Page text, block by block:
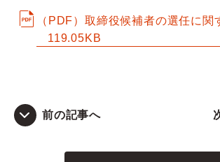
お問い合わせ
（PDF）取締役候補者の選任に関
119.05KB
前の記事へ